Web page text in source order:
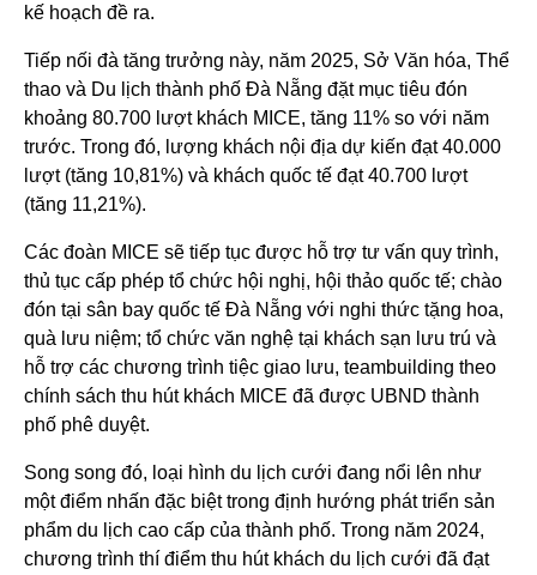
kế hoạch đề ra.
Tiếp nối đà tăng trưởng này, năm 2025, Sở Văn hóa, Thể
thao và Du lịch thành phố Đà Nẵng đặt mục tiêu đón
khoảng 80.700 lượt khách MICE, tăng 11% so với năm
trước. Trong đó, lượng khách nội địa dự kiến đạt 40.000
lượt (tăng 10,81%) và khách quốc tế đạt 40.700 lượt
(tăng 11,21%).
Các đoàn MICE sẽ tiếp tục được hỗ trợ tư vấn quy trình,
thủ tục cấp phép tổ chức hội nghị, hội thảo quốc tế; chào
đón tại sân bay quốc tế Đà Nẵng với nghi thức tặng hoa,
quà lưu niệm; tổ chức văn nghệ tại khách sạn lưu trú và
hỗ trợ các chương trình tiệc giao lưu, teambuilding theo
chính sách thu hút khách MICE đã được UBND thành
phố phê duyệt.
Song song đó, loại hình du lịch cưới đang nổi lên như
một điểm nhấn đặc biệt trong định hướng phát triển sản
phẩm du lịch cao cấp của thành phố. Trong năm 2024,
chương trình thí điểm thu hút khách du lịch cưới đã đạt